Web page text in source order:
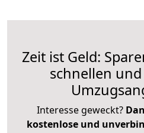
Zeit ist Geld:
schnellen
Interesse geweckt?
kostenlose und